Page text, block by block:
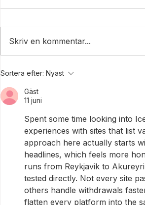
Skyltauktion - Vi berättar
Skriv en kommentar...
Sortera efter: Nyast
Gäst
11 juni
Spent some time looking into
experiences with sites that list
approach here actually starts
headlines, which feels more
runs from Reykjavik to
tested directly. Not every site
others handle withdrawals
flatten every platform into the